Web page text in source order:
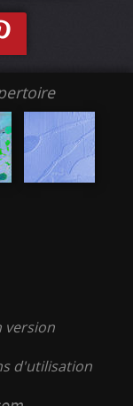
version
d'utilisation